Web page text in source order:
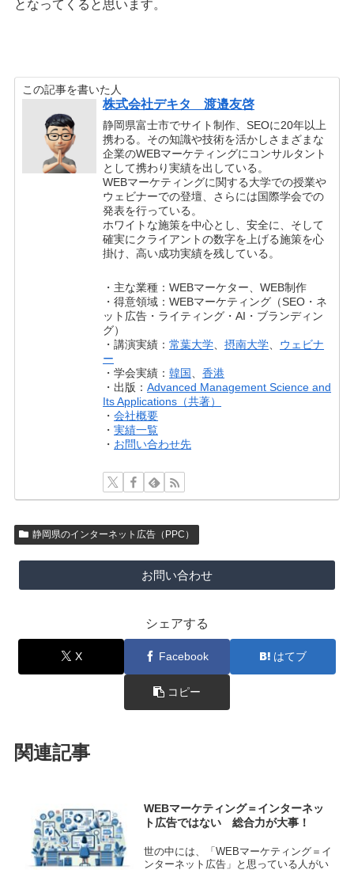
となってくると思います。
この記事を書いた人
株式会社デキタ 渡邉友啓
静岡県富士市でサイト制作、SEOに20年以上
携わる。その知識や技術を活かしさまざまな
企業のWEBマーケティングにコンサルタント
として携わり実績を出している。
WEBマーケティングに関する大学での授業や
ウェビナーでの登壇、さらには国際学会での
発表を行っている。
ホワイトな施策を中心とし、安全に、そして
確実にクライアントの数字を上げる施策を心
掛け、高い成功実績を残している。
・主な業種：WEBマーケター、WEB制作
・得意領域：WEBマーケティング（SEO・ネ
ット広告・ライティング・AI・ブランディン
グ）
・講演実績：常葉大学、摂南大学、 ウェビナ
ー
・学会実績：韓国、香港
・出版：Advanced Management Science and
Its Applications（共著）
・会社概要
・実績一覧
・ お問い合わせ先
静岡県のインターネット広告（PPC）
お問い合わせ
シェアする
X Facebook はてブ
コピー
関連記事
WEBマーケティング＝インターネッ
ト広告ではない 総合力が大事！
世の中には、「WEBマーケティング＝イ
ンターネット広告」と思っている人がい